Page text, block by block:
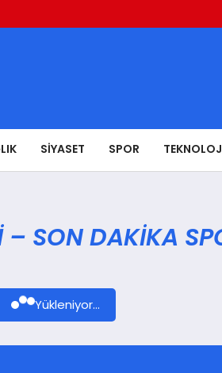
SIYASET SPOR
SON DAKIKA
Yükleniyor...